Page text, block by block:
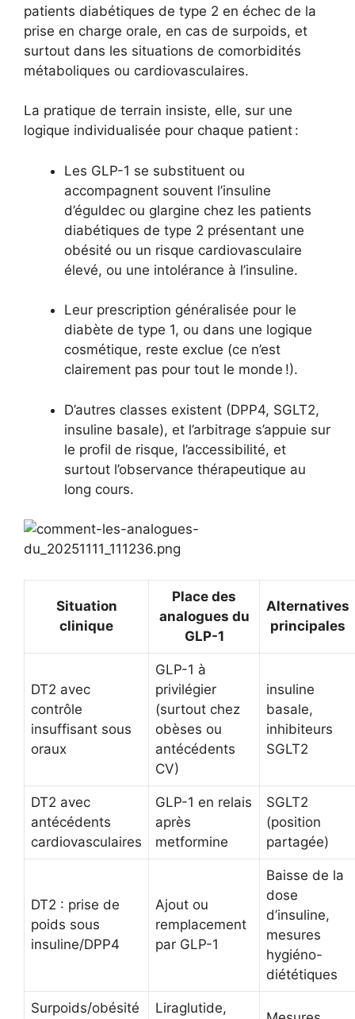
patients diabétiques de type 2 en échec de la
prise en charge orale, en cas de surpoids, et
surtout dans les situations de comorbidités
métaboliques ou cardiovasculaires.
La pratique de terrain insiste, elle, sur une
logique individualisée pour chaque patient :
Les GLP-1 se substituent ou
accompagnent souvent l’insuline
d’éguldec ou glargine chez les patients
diabétiques de type 2 présentant une
obésité ou un risque cardiovasculaire
élevé, ou une intolérance à l’insuline.
Leur prescription généralisée pour le
diabète de type 1, ou dans une logique
cosmétique, reste exclue (ce n’est
clairement pas pour tout le monde !).
D’autres classes existent (DPP4, SGLT2,
insuline basale), et l’arbitrage s’appuie sur
le profil de risque, l’accessibilité, et
surtout l’observance thérapeutique au
long cours.
Situation
clinique
Place des
analogues du
GLP-1
Alternatives
principales
DT2 avec
contrôle
insuffisant sous
oraux
GLP-1 à
privilégier
(surtout chez
obèses ou
antécédents
CV)
insuline
basale,
inhibiteurs
SGLT2
DT2 avec
antécédents
cardiovasculaires
GLP-1 en relais
après
metformine
SGLT2
(position
partagée)
DT2 : prise de
poids sous
insuline/DPP4
Ajout ou
remplacement
par GLP-1
Baisse de la
dose
d’insuline,
mesures
hygiéno-
diététiques
Surpoids/obésité Liraglutide,